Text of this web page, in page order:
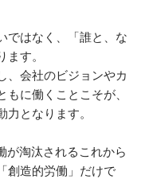
ではなく、「誰と、な
す。
、会社のビジョンやカ
に働くことこそが、
となります。
が淘汰されるこれから
創造的労働」だけで